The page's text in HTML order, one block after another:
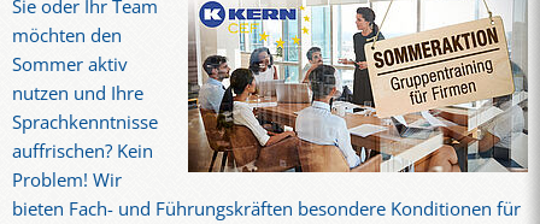
Sie oder Ihr Team
möchten den
Sommer aktiv
nutzen und Ihre
Sprachkenntnisse
auffrischen? Kein
Problem! Wir
bieten Fach- und Führungskräften besondere Konditionen für